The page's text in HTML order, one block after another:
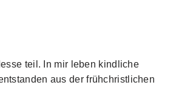
teil. In mir leben kindliche
aus der frühchristlichen